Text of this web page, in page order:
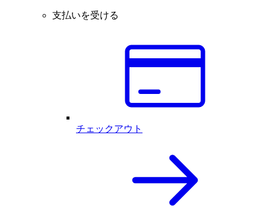
支払いを受ける
チェックアウト